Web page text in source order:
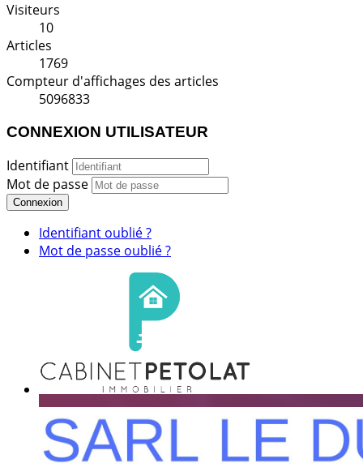
Visiteurs
10
Articles
1769
Compteur d'affichages des articles
5096833
CONNEXION UTILISATEUR
Identifiant
Mot de passe
Connexion
Identifiant oublié ?
Mot de passe oublié ?